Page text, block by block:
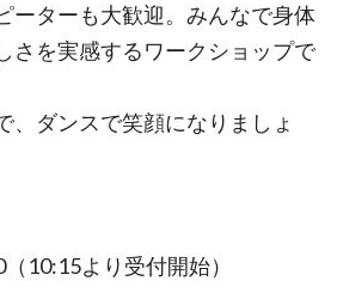
ーターも大歓迎。みんなで身体
さを実感するワークショップで
、ダンスで笑顔になりましょ
10:15より受付開始）